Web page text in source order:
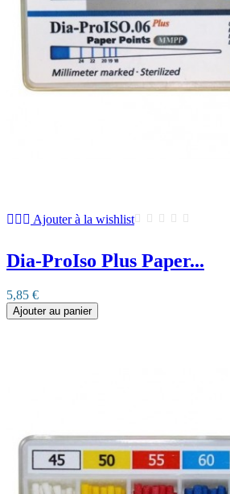
Ajouter à la wishlist
Dia-ProIso Plus Paper...
5,85 €
Ajouter au panier